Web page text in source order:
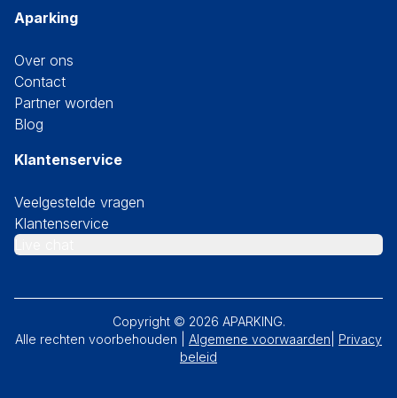
Aparking
Over ons
Contact
Partner worden
Blog
Klantenservice
Veelgestelde vragen
Klantenservice
Copyright © 2026 APARKING.
Alle rechten voorbehouden |
Algemene voorwaarden
Privacy
beleid